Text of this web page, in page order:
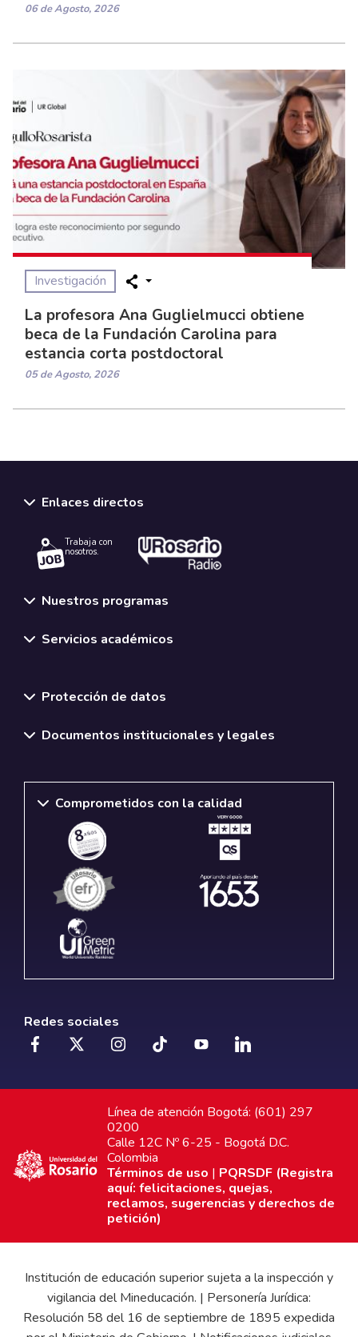
06 de Agosto, 2026
Investigación
La profesora Ana Guglielmucci obtiene
beca de la Fundación Carolina para
estancia corta postdoctoral
05 de Agosto, 2026
Enlaces directos
Trabaja con
nosotros.
Nuestros programas
Servicios académicos
Protección de datos
Documentos institucionales y legales
Comprometidos con la calidad
Redes sociales
Línea de atención Bogotá: (601) 297
0200
Calle 12C Nº 6-25 - Bogotá D.C.
Colombia
Términos de uso | PQRSDF (Registra
aquí: felicitaciones, quejas,
reclamos, sugerencias y derechos de
petición)
Institución de educación superior sujeta a la inspección y
vigilancia del Mineducación. | Personería Jurídica:
Resolución 58 del 16 de septiembre de 1895 expedida